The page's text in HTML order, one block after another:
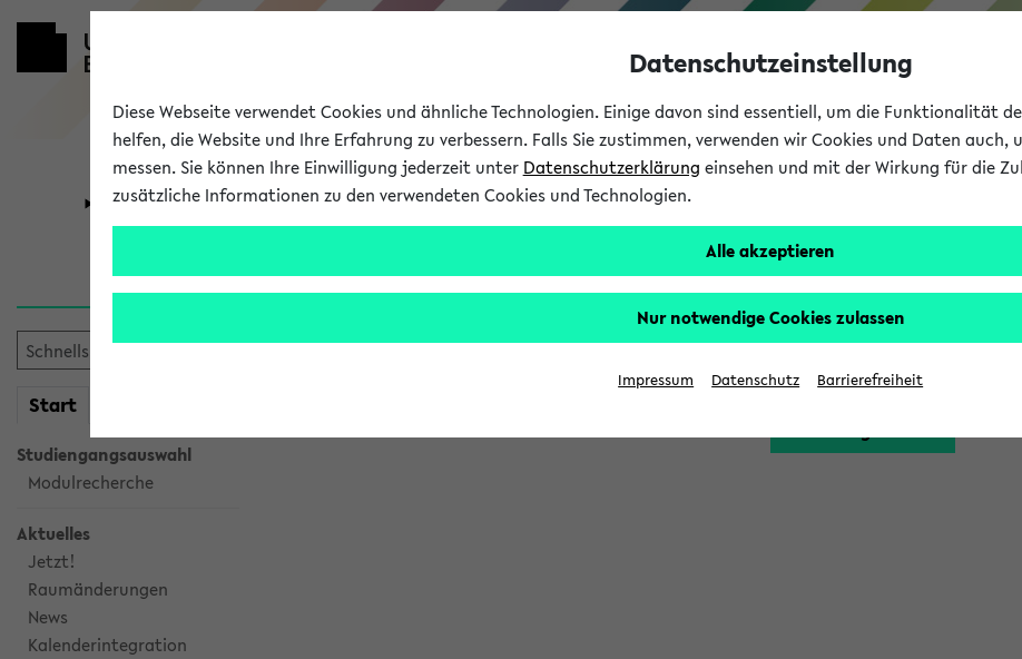
Universität Forschung Studium
Start
Studiengangsauswahl
Modulrecherche
Aktuelles
Jetzt!
Raumänderungen
News
Kalenderintegration
Sie möchten auf eine eKVV Funktion zugreifen, die Ihnen erst nach einer Anmeldung am
Bitte melden Sie sich
Datenschutzeinstellung
Diese Webseite verwendet Cookies und ähnliche Technologien. Einige davon sind essentiell, um die Funktionalität
helfen, die Website und Ihre Erfahrung zu verbessern. Falls Sie zustimmen, verwenden wir Cookies und Daten
messen. Sie können Ihre Einwilligung jederzeit unter Datenschutzerklärung einsehen und mit der Wirkung für die
zusätzliche Informationen zu den verwendeten Cookies und Technologien.
Alle akzeptieren
Nur notwendige Cookies zulassen
Impressum Datenschutz Barrierefreiheit